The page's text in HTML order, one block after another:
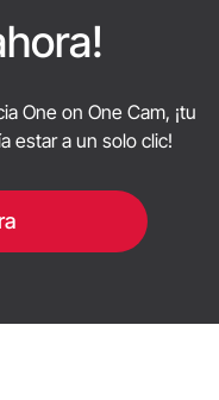
One on One Cam, ¡tu
estar a un solo clic!